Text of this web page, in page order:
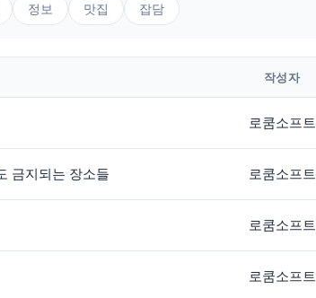
정보 맛집 잡담
작성자
로쿰소프트
금지되는 장소들 로쿰소프트
로쿰소프트
로쿰소프트